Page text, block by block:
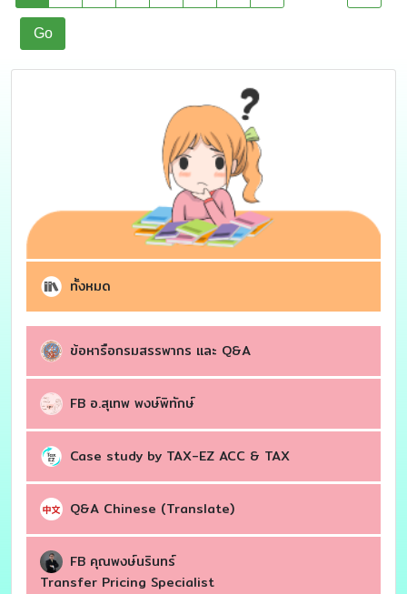
ทั้งหมด
ข้อหารือกรมสรรพากร เเละ Q&A
FB อ.สุเทพ พงษ์พิทักษ์
Case study by TAX-EZ ACC & TAX
Q&A Chinese (Translate)
FB คุณพงษ์นรินทร์
Transfer Pricing Specialist